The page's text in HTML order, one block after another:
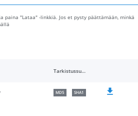
"Lataa" -linkkiä. Jos et pysty päättämään, minkä
Tarkistussummat
MD5 SHA1